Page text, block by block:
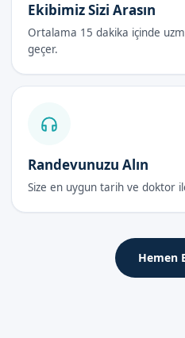
İşlem sonrası bakım ve takip
Bebek Sünneti
Bebek sünneti fiyatları,
formumuzdan bize
Bebek Sünneti
İşlem sonrası, bebeklerinizi
önlemleri almaktayız.
Ekibimiz Sizi Arasın
Ortalama 15 dakika içinde
geçer.
Randevunuzu Alın
Size en uygun tarih ve doktor
Hemen